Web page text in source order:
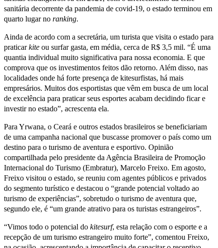
sanitária decorrente da pandemia de covid-19, o estado terminou em
quarto lugar no ranking.
Ainda de acordo com a secretária, um turista que visita o estado para
praticarkite ou surfar gasta, em média, cerca de R$ 3,5 mil. “É uma
quantia individual muito significativa para nossa economia. E que
comprova que os investimentos feitos dão retorno. Além disso, nas
localidades onde há forte presença de kitesurfistas, há mais
empresários. Muitos dos esportistas que vêm em busca de um local
de excelência para praticar seus esportes acabam decidindo ficar e
investir no estado”, acrescenta ela.
Para Yrwana, o Ceará e outros estados brasileiros se beneficiariam
de uma campanha nacional que buscasse promover o país como um
destino para o turismo de aventura e esportivo. Opinião
compartilhada pelo presidente da Agência Brasileira de Promoção
Internacional do Turismo (Embratur), Marcelo Freixo. Em agosto,
Freixo visitou o estado, se reuniu com agentes públicos e privados
do segmento turístico e destacou o “grande potencial voltado ao
turismo de experiências”, sobretudo o turismo de aventura que,
segundo ele, é “um grande atrativo para os turistas estrangeiros”.
“Vimos todo o potencial do kitesurf, esta relação com o esporte e a
recepção de um turismo estrangeiro muito forte”, comentou Freixo,